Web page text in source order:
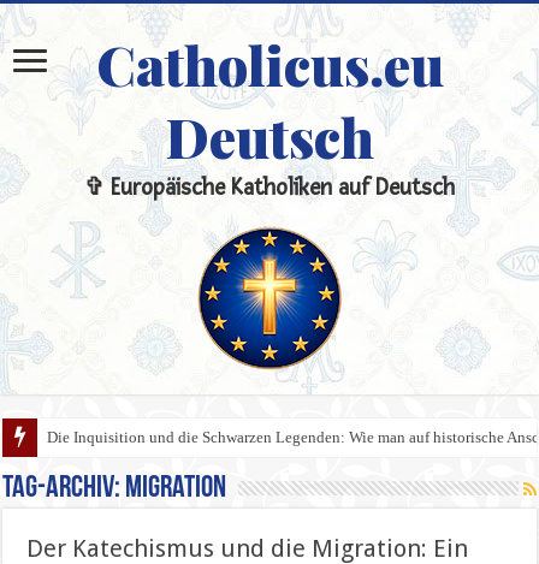
Catholicus.eu
Deutsch
✞ Europäische Katholiken auf Deutsch
Die Inquisition und die Schwarzen Legenden: Wie man auf historische
Tag-Archiv: Migration
Der Katechismus und die Migration: Ein